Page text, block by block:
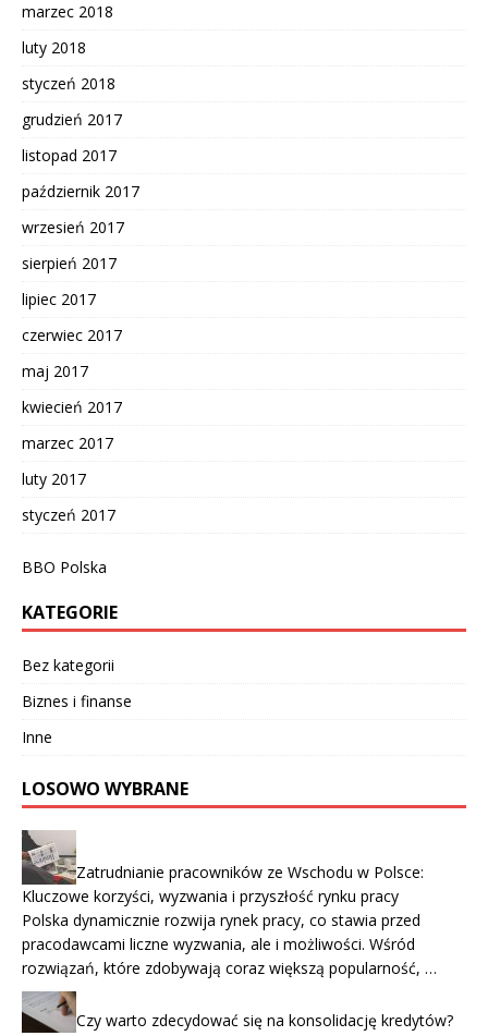
marzec 2018
luty 2018
styczeń 2018
grudzień 2017
listopad 2017
październik 2017
wrzesień 2017
sierpień 2017
lipiec 2017
czerwiec 2017
maj 2017
kwiecień 2017
marzec 2017
luty 2017
styczeń 2017
BBO Polska
KATEGORIE
Bez kategorii
Biznes i finanse
Inne
LOSOWO WYBRANE
Zatrudnianie pracowników ze Wschodu w Polsce:
Kluczowe korzyści, wyzwania i przyszłość rynku pracy
Polska dynamicznie rozwija rynek pracy, co stawia przed
pracodawcami liczne wyzwania, ale i możliwości. Wśród
rozwiązań, które zdobywają coraz większą popularność, …
Czy warto zdecydować się na konsolidację kredytów?